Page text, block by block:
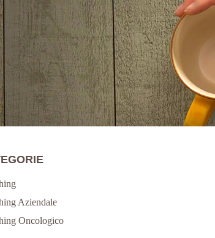
Aziendale
Oncologico